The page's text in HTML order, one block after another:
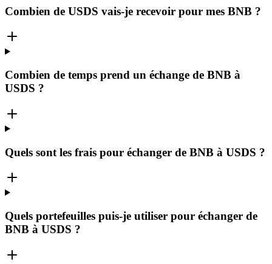
Combien de USDS vais-je recevoir pour mes BNB ?
Combien de temps prend un échange de BNB à
USDS ?
Quels sont les frais pour échanger de BNB à USDS ?
Quels portefeuilles puis-je utiliser pour échanger de
BNB à USDS ?